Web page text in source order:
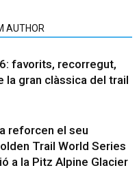
AUTHOR
favorits, recorregut,
la gran clàssica del trail
reforcen el seu
Trail World Series
a la Pitz Alpine Glacier